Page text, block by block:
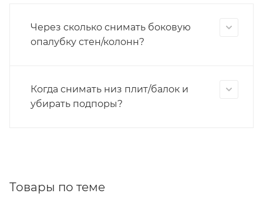
Через сколько снимать боковую
опалубку стен/колонн?
Когда снимать низ плит/балок и
убирать подпоры?
Товары по теме